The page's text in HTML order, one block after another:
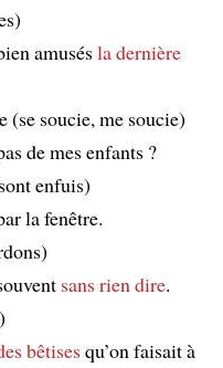
amusésla dernière
(se soucie, me soucie)
de mes enfants ?
enfuis)
la fenêtre.
sans rien dire.
bêtisesqu’on faisait à